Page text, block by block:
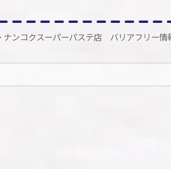
ナンコクスーパーパステ店 バリアフリー情